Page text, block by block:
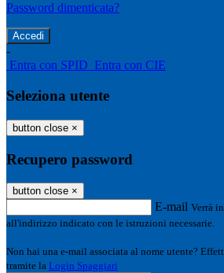
Password dimenticata?
-
Entra con SPID Entra con CIE
Seleziona utente
button close ×
Recupero password
button close ×
E-mail Verrà
all'indirizzo indicato con le istruzioni necessarie.
Non hai una e-mail associata al nome utente?
tramite la Login Spaggiari